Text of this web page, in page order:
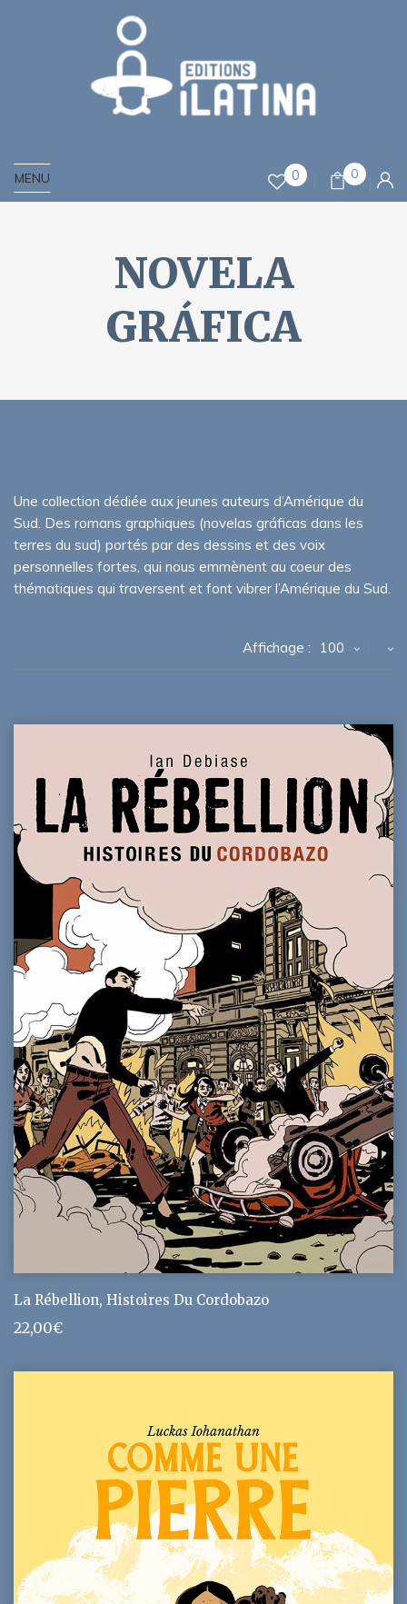
MENU 0 0
NOVELA
GRÁFICA
Une collection dédiée aux jeunes auteurs d’Amérique du
Sud. Des romans graphiques (novelas gráficas dans les
terres du sud) portés par des dessins et des voix
personnelles fortes, qui nous emmènent au coeur des
thématiques qui traversent et font vibrer l’Amérique du Sud.
Affichage : 100
La Rébellion, Histoires Du Cordobazo
22,00€